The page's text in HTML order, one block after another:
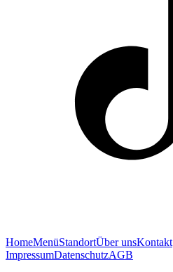
HomeMenüStandortÜber unsKontakt
ImpressumDatenschutzAGB